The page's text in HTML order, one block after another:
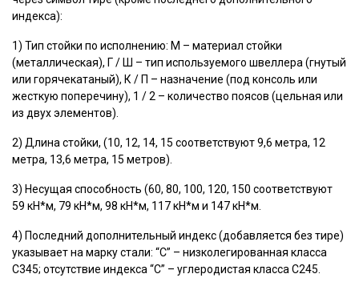
индекса):
1) Тип стойки по исполнению: М – материал стойки
(металлическая), Г / Ш – тип используемого швеллера (гнутый
или горячекатаный), К / П – назначение (под консоль или
жесткую поперечину), 1 / 2 – количество поясов (цельная или
из двух элементов).
2) Длина стойки, (10, 12, 14, 15 соответствуют 9,6 метра, 12
метра, 13,6 метра, 15 метров).
3) Несущая способность (60, 80, 100, 120, 150 соответствуют
59 кН*м, 79 кН*м, 98 кН*м, 117 кН*м и 147 кН*м.
4) Последний дополнительный индекс (добавляется без тире)
указывает на марку стали: “С” – низколегированная класса
С345; отсутствие индекса “С” – углеродистая класса С245.